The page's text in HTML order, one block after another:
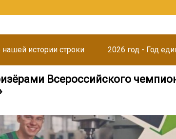
нашей истории строки 2026 год - Год
Всероссийского